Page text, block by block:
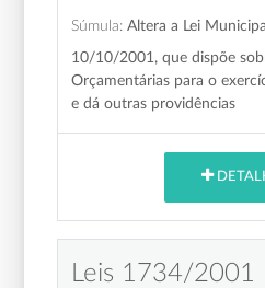
Súmula: Altera a Lei
10/10/2001, que dispõe
Orçamentárias para o
e dá outras providências
Leis 1734/2001